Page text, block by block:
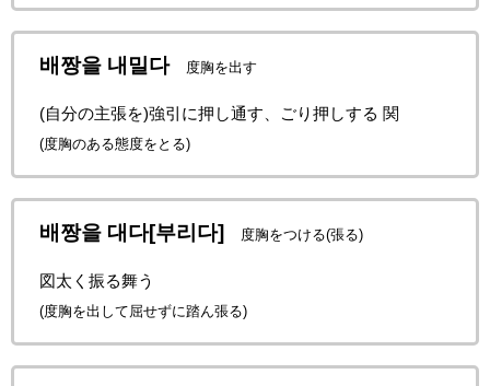
배짱을 내밀다 度胸を出す
(自分の主張を)強引に押し通す、ごり押しする 関
(度胸のある態度をとる)
배짱을 대다[부리다] 度胸をつける(張る)
図太く振る舞う
(度胸を出して屈せずに踏ん張る)